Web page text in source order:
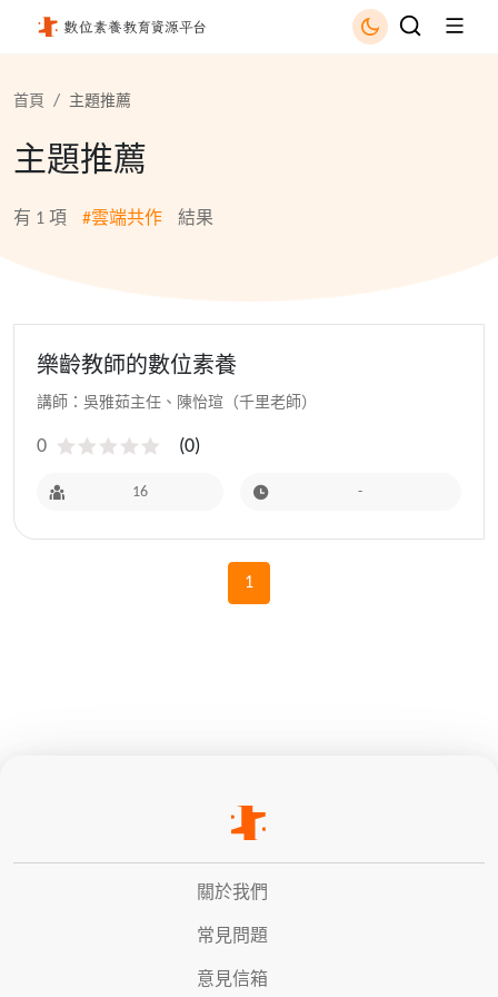
首頁 主題推薦
主題推薦
有 1 項 #雲端共作 結果
樂齡教師的數位素養
講師：吳雅茹主任、陳怡瑄（千里老師）
0 (0)
16 -
1
關於我們
常見問題
意見信箱